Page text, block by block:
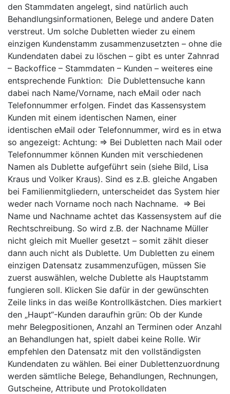
den Stammdaten angelegt, sind natürlich auch
Behandlungsinformationen, Belege und andere Daten
verstreut. Um solche Dubletten wieder zu einem
einzigen Kundenstamm zusammenzusetzten – ohne die
Kundendaten dabei zu löschen – gibt es unter Zahnrad
– Backoffice – Stammdaten – Kunden – weiteres eine
entsprechende Funktion: Die Dublettensuche kann
dabei nach Name/Vorname, nach eMail oder nach
Telefonnummer erfolgen. Findet das Kassensystem
Kunden mit einem identischen Namen, einer
identischen eMail oder Telefonnummer, wird es in etwa
so angezeigt: Achtung: ⇒ Bei Dubletten nach Mail oder
Telefonnummer können Kunden mit verschiedenen
Namen als Dublette aufgeführt sein (siehe Bild, Lisa
Kraus und Volker Kraus). Sind es z.B. gleiche Angaben
bei Familienmitgliedern, unterscheidet das System hier
weder nach Vorname noch nach Nachname. ⇒ Bei
Name und Nachname achtet das Kassensystem auf die
Rechtschreibung. So wird z.B. der Nachname Müller
nicht gleich mit Mueller gesetzt – somit zählt dieser
dann auch nicht als Dublette. Um Dubletten zu einem
einzigen Datensatz zusammenzufügen, müssen Sie
zuerst auswählen, welche Dublette als Hauptstamm
fungieren soll. Klicken Sie dafür in der gewünschten
Zeile links in das weiße Kontrollkästchen. Dies markiert
den „Haupt“-Kunden daraufhin grün: Ob der Kunde
mehr Belegpositionen, Anzahl an Terminen oder Anzahl
an Behandlungen hat, spielt dabei keine Rolle. Wir
empfehlen den Datensatz mit den vollständigsten
Kundendaten zu wählen. Bei einer Dublettenzuordnung
werden sämtliche Belege, Behandlungen, Rechnungen,
Gutscheine, Attribute und Protokolldaten